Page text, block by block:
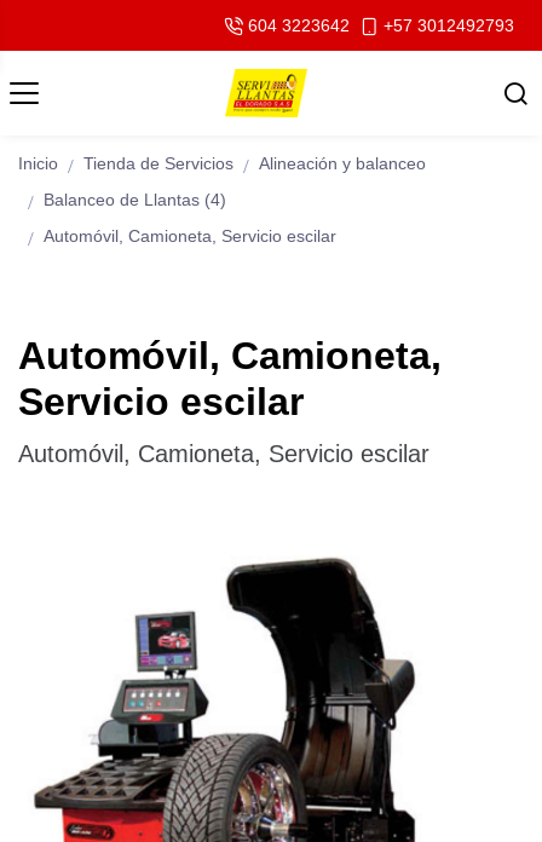
604 3223642 +57 3012492793
Inicio Tienda de Servicios
Alineación y balanceo
Balanceo de Llantas (4)
Automóvil, Camioneta, Servicio escilar
Automóvil, Camioneta,
Servicio escilar
Automóvil, Camioneta, Servicio escilar